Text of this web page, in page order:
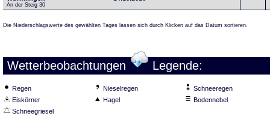
An der Steig 30
Die Niederschlagswerte des gewählten Tages lassen sich durch Klicken auf das Datum sortieren.
Wetterbeobachtungen Legende:
Regen Nieselregen
Schneeregen
Eiskörner
Hagel
Bodennebel
Schneegriesel